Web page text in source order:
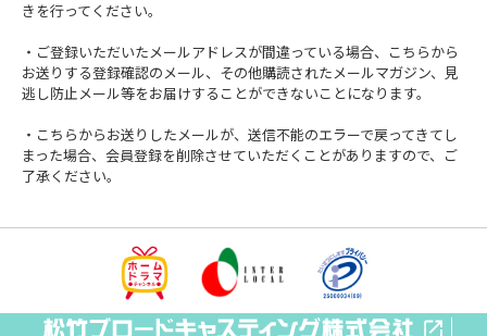
きを行ってください。
・ご登録いただいたメールアドレスが間違っている場合、こちらから
お送りする登録確認のメール、その他購読されたメールマガジン、見
逃し防止メール等をお届けすることができないことになります。
・こちらからお送りしたメールが、送信不能のエラーで戻ってきてし
まった場合、会員登録を削除させていただくことがありますので、ご
了承ください。